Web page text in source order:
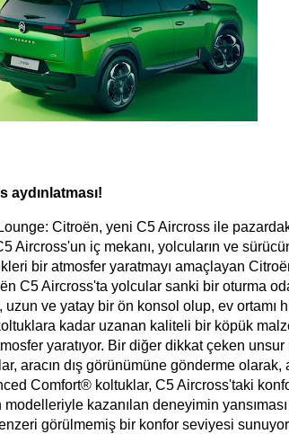
aydınlatması!
Citroën, yeni C5 Aircross ile
Aircross'un iç mekanı, yolcuların ve
bir atmosfer yaratmayı amaçlayan
C5 Aircross'ta yolcular sanki bir oturma
uzun ve yatay bir ön konsol olup, ev ortamı
kadar uzanan kaliteli bir köpük
yaratıyor. Bir diğer dikkat çeken
aracın dış görünümüne gönderme olarak,
Comfort® koltuklar, C5 Aircross'taki
modelleriyle kazanılan deneyimin
görülmemiş bir konfor seviyesi